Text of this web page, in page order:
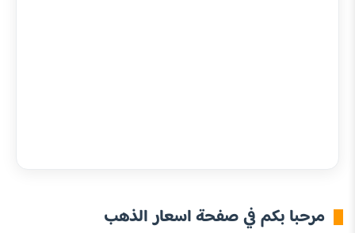
مرحبا بكم في صفحة اسعار الذهب